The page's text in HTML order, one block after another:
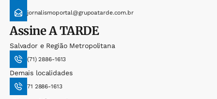
jornalismoportal@grupoatarde.com.br
AssineA TARDE
Salvador e Região Metropolitana
(71) 2886-1613
Demais localidades
71 2886-1613